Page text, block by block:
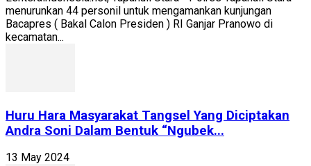
menurunkan 44 personil untuk mengamankan kunjungan
Bacapres ( Bakal Calon Presiden ) RI Ganjar Pranowo di
kecamatan...
Huru Hara Masyarakat Tangsel Yang Diciptakan
Andra Soni Dalam Bentuk “Ngubek...
13 May 2024